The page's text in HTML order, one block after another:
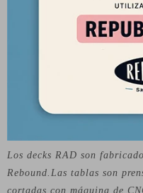
RAD es una marca de
excelente balance de
decks de skate RAD son de
Los decks RAD son
Rebound.Las tablas son
cortadas con máquina de